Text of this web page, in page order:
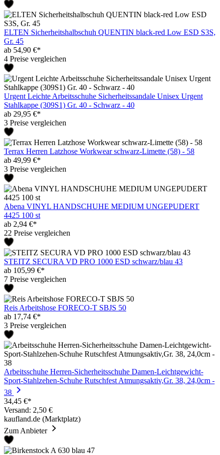
ELTEN Sicherheitshalbschuh QUENTIN black-red Low ESD S3S,
Gr. 45
ab 54,90 €*
4 Preise vergleichen
Urgent Leichte Arbeitsschuhe Sicherheitssandale Unisex Urgent
Stahlkappe (309S1) Gr. 40 - Schwarz - 40
ab 29,95 €*
3 Preise vergleichen
Terrax Herren Latzhose Workwear schwarz-Limette (58) - 58
ab 49,99 €*
3 Preise vergleichen
Abena VINYL HANDSCHUHE MEDIUM UNGEPUDERT
4425 100 st
ab 2,94 €*
22 Preise vergleichen
STEITZ SECURA VD PRO 1000 ESD schwarz/blau 43
ab 105,99 €*
7 Preise vergleichen
Reis Arbeitshose FORECO-T SBJS 50
ab 17,74 €*
3 Preise vergleichen
Arbeitsschuhe Herren-Sicherheitsschuhe Damen-Leichtgewicht-
Sport-Stahlzehen-Schuhe Rutschfest Atmungsaktiv,Gr. 38, 24,0cm -
38
34,45 €*
Versand: 2,50 €
kaufland.de (Marktplatz)
Zum Anbieter